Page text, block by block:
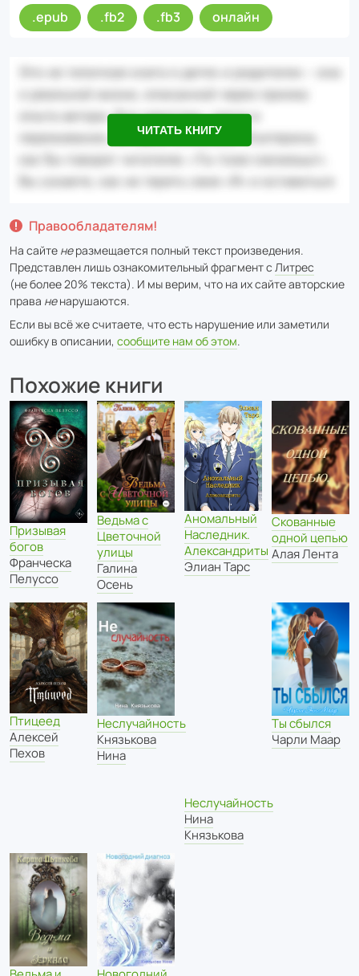
.epub .fb2 .fb3 онлайн
ЧИТАТЬ КНИГУ
Правообладателям!
На сайте неразмещается полный текст произведения.
Представлен лишь ознакомительный фрагмент с Литрес
(не более 20% текста). И мы верим, что на их сайте авторские
права ненарушаются.
Если вы всё же считаете, что есть нарушение или заметили
ошибку в описании, сообщите нам об этом.
Похожие книги
Призывая
богов
Франческа
Пелуссо
Ведьма с
Цветочной
улицы
Галина
Осень
Аномальный
Наследник.
Александриты
Элиан Тарс
Скованные
одной цепью
Алая Лента
Птицеед
Алексей
Пехов
Неслучайность
Князькова
Нина
Неслучайность
Нина
Князькова
Ты сбылся
Чарли Маар